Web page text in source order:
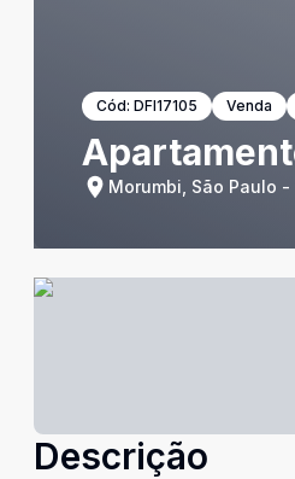
Cód: DFI17105 Venda
Morumbi, São Paulo -
Descrição